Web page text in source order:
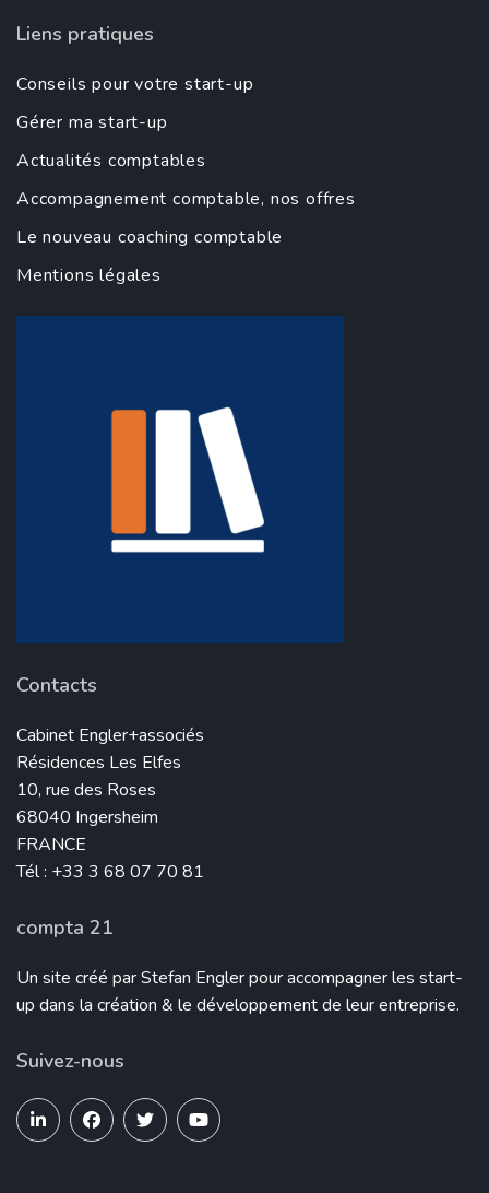
Liens pratiques
Conseils pour votre start-up
Gérer ma start-up
Actualités comptables
Accompagnement comptable, nos offres
Le nouveau coaching comptable
Mentions légales
Contacts
Cabinet Engler+associés
Résidences Les Elfes
10, rue des Roses
68040 Ingersheim
FRANCE
Tél : +33 3 68 07 70 81
compta 21
Un site créé par Stefan Engler pour accompagner les start-
up dans la création & le développement de leur entreprise.
Suivez-nous